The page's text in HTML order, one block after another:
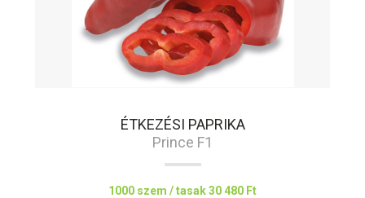
ÉTKEZÉSI PAPRIKA
Prince F1
1000 szem / tasak30 480 Ft